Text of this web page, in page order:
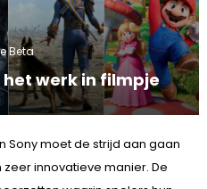
Beta
het werk in filmpje
Sony moet de strijd aan gaan
innovatieve manier. De